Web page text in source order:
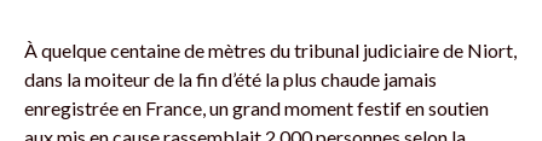
À quelque centaine de mètres du tribunal judiciaire de Niort,
dans la moiteur de la fin d’été la plus chaude jamais
enregistrée en France, un grand moment festif en soutien